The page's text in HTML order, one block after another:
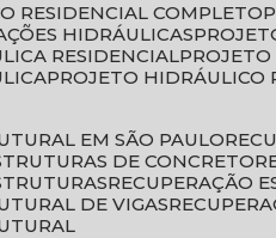
RESIDENCIAL COMPLETO
HIDRÁULICAS
RESIDENCIAL
PROJETO HIDRÁULICO
EM SÃO PAULO
DE CONCRETO
RECUPERAÇÃO
DE VIGAS